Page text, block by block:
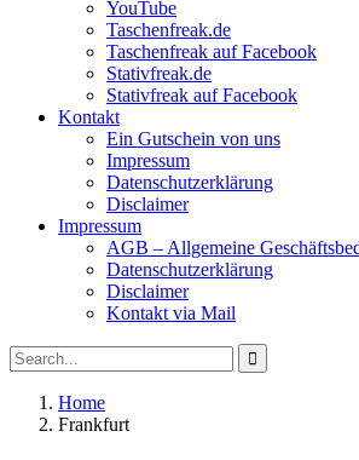
YouTube
Taschenfreak.de
Taschenfreak auf Facebook
Stativfreak.de
Stativfreak auf Facebook
Kontakt
Ein Gutschein von uns
Impressum
Datenschutzerklärung
Disclaimer
Impressum
AGB – Allgemeine
Datenschutzerklärung
Disclaimer
Kontakt via Mail
Search
Search
for:
Home
Posts
Frankfurt